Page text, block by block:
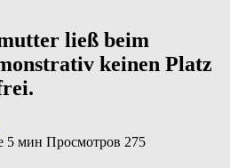
ließ beim
keinen Platz
5 мин Просмотров 275